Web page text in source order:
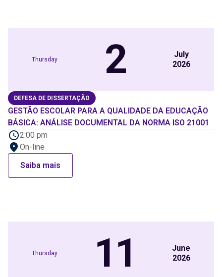
Thursday 2
July
2026
DEFESA DE DISSERTAÇÃO
GESTÃO ESCOLAR PARA A QUALIDADE DA EDUCAÇÃO
BÁSICA: ANÁLISE DOCUMENTAL DA NORMA ISO 21001
2:00 pm
On-line
Saiba mais
Thursday 11
June
2026